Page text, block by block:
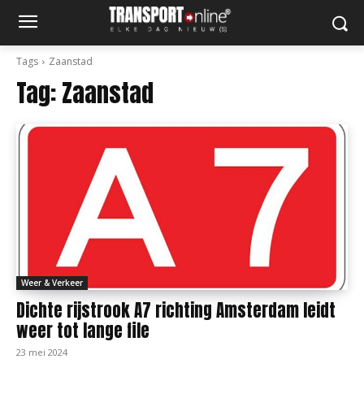
Tags Zaanstad
Tag:Zaanstad
Weer & Verkeer
Dichte rijstrook A7 richting Amsterdam leidt
weer tot lange file
23 mei 2024